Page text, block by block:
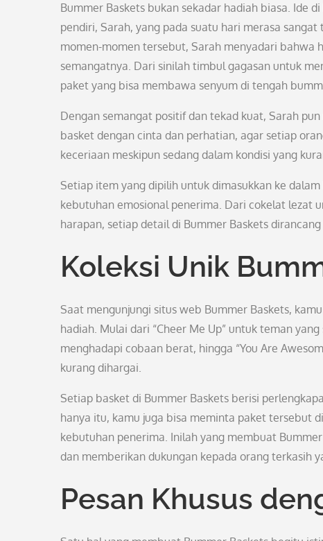
Bummer Baskets bukan sekadar hadiah biasa. Ide
pendiri, Sarah, yang pada suatu hari merasa
momen-momen tersebut, Sarah menyadari bahwa
semangatnya. Dari sinilah timbul gagasan untuk
paket yang bisa membawa senyum di tengah
Dengan semangat positif dan tekad kuat, Sarah
basket dengan cinta dan perhatian, agar setiap
keceriaan meskipun sedang dalam kondisi yang
Setiap item yang dipilih untuk dimasukkan ke
kebutuhan emosional penerima. Dari cokelat lezat
harapan, setiap detail di Bummer Baskets
Koleksi Unik
Saat mengunjungi situs web Bummer Baskets,
hadiah. Mulai dari “Cheer Me Up” untuk teman
menghadapi cobaan berat, hingga “You Are
kurang dihargai.
Setiap basket di Bummer Baskets berisi
hanya itu, kamu juga bisa meminta paket tersebut
kebutuhan penerima. Inilah yang membuat
dan memberikan dukungan kepada orang terkasih
Pesan Khusus